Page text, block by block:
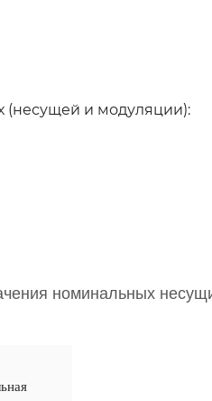
(несущей и модуляции):
номинальных